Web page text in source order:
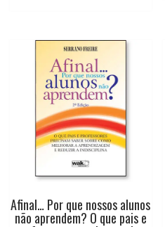
Afinal… Por que nossos alunos
não aprendem? O que pais e